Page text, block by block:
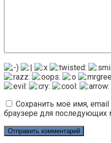
Сохранить моё имя, email
браузере для последующих